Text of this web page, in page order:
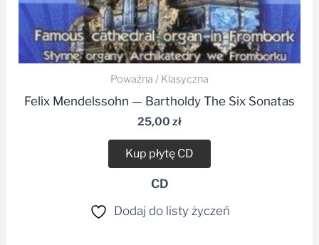
Poważna / Klasyczna
Felix Mendelssohn — Bartholdy The Six Sonatas
25,00 zł
Kup płytę CD
CD
Dodaj do listy życzeń